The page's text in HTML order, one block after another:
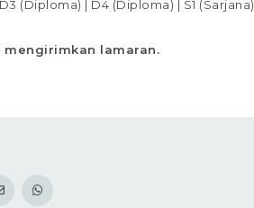
D3 (Diploma) | D4 (Diploma) | S1 (Sarjana)
mengirimkan lamaran.